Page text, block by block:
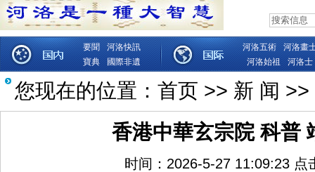
要聞
河洛快訊
寶典
國際非遺
河洛五術
河洛畫
河洛始祖
河洛士
您现在的位置： 首页 >> 新 闻 >>
香港中華玄宗院 科普
时间：2026-5-27 11:09:23 点